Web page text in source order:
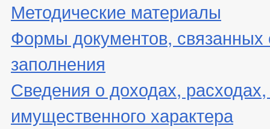
Методические материалы
Формы документов, связанных
заполнения
Сведения о доходах,
имущественного характера